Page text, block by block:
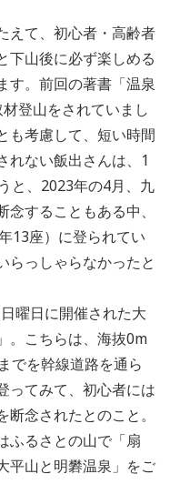
えて、初心者・高齢者
下山後に必ず楽しめる
す。前回の著書「温泉
登山をされていまし
も考慮して、短い時間
れない飯出さんは、1
と、2023年の4月、九
することもある中、
13座）に登られてい
らっしゃらなかったと
曜日に開催された大
。こちらは、海抜0m
でを幹線道路を通ら
ってみて、初心者には
念されたとのこと。
ふるさとの山で「扇
平山と明礬温泉」をご